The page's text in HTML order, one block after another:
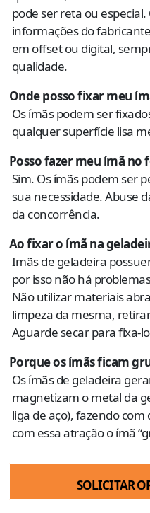
pode ser reta ou
informações do
em offset ou digital,
qualidade.
Onde posso fixar meu
Os ímãs podem ser
qualquer superfície lisa
Posso fazer meu ímã no
Sim. Os ímãs podem ser
sua necessidade. Abuse
da concorrência.
Ao fixar o ímã na
Imãs de geladeira
por isso não há
Não utilizar materiais
limpeza da mesma,
Aguarde secar para fixa-
Porque os ímãs ficam
Os ímãs de geladeira
magnetizam o metal da
liga de aço), fazendo
com essa atração o ímã
SOLICITAR